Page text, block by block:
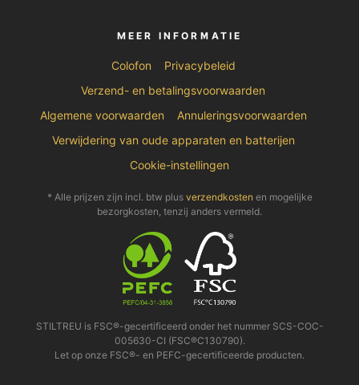
MEER INFORMATIE
Colofon
Privacybeleid
Verzend- en betalingsvoorwaarden
Algemene voorwaarden
Annuleringsvoorwaarden
Verwijdering van oude apparaten en batterijen
Cookie-instellingen
* Alle prijzen zijn incl. btw plus verzendkosten en mogelijke
bezorgkosten, tenzij anders vermeld.
STILTREU is FSC®-gecertificeerd onder het nummer SCS-COC-
005630-CI (FSC®C130790).
Let op onze FSC®- en PEFC-gecertificeerde producten.